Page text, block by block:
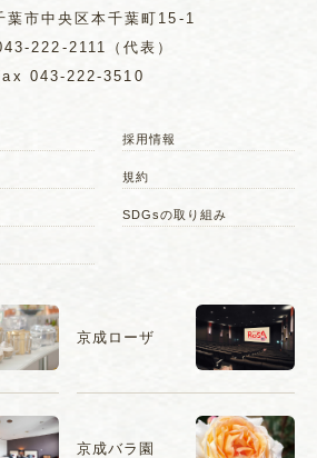
葉市中央区本千葉町15-1
222-2111
（代表）
043-222-3510
採用情報
規約
SDGsの取り組み
京成ローザ
京成バラ園